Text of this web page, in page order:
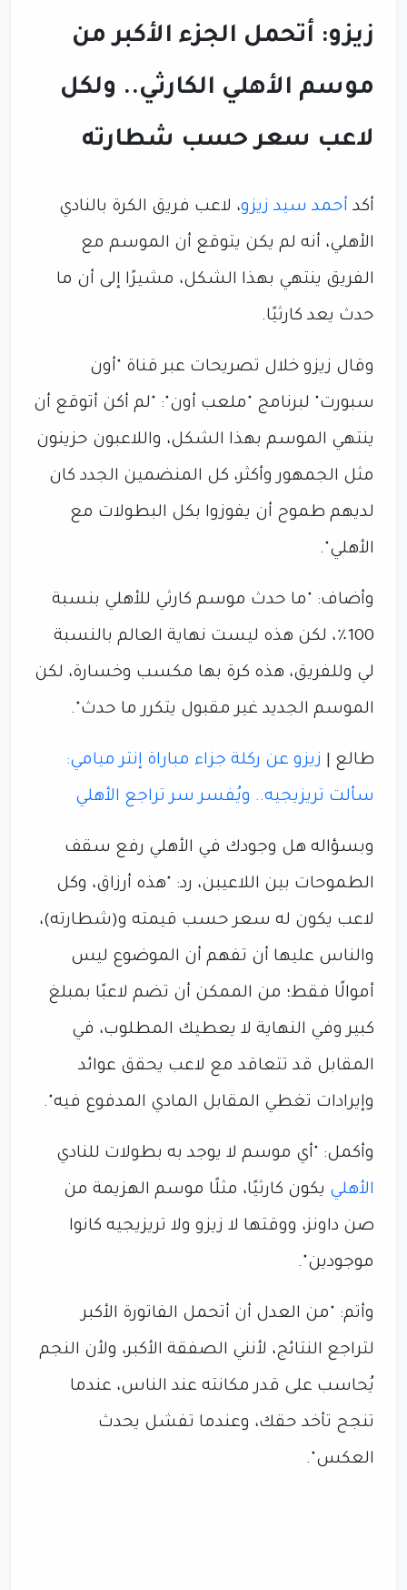
زيزو: أتحمل الجزء الأكبر من
موسم الأهلي الكارثي.. ولكل
لاعب سعر حسب شطارته
أكد أحمد سيد زيزو، لاعب فريق الكرة بالنادي
الأهلي، أنه لم يكن يتوقع أن الموسم مع
الفريق ينتهي بهذا الشكل، مشيرًا إلى أن ما
حدث يعد كارثيًا.
وقال زيزو خلال تصريحات عبر قناة "أون
سبورت" لبرنامج "ملعب أون": "لم أكن أتوقع أن
ينتهي الموسم بهذا الشكل، واللاعبون حزينون
مثل الجمهور وأكثر، كل المنضمين الجدد كان
لديهم طموح أن يفوزوا بكل البطولات مع
الأهلي".
وأضاف: "ما حدث موسم كارثي للأهلي بنسبة
100٪، لكن هذه ليست نهاية العالم بالنسبة
لي وللفريق، هذه كرة بها مكسب وخسارة، لكن
الموسم الجديد غير مقبول يتكرر ما حدث".
طالع | زيزو عن ركلة جزاء مباراة إنتر ميامي:
سألت تريزيجيه.. ويُفسر سر تراجع الأهلي
وبسؤاله هل وجودك في الأهلي رفع سقف
الطموحات بين اللاعيبن، رد: "هذه أرزاق، وكل
لاعب يكون له سعر حسب قيمته و(شطارته)،
والناس عليها أن تفهم أن الموضوع ليس
أموالًا فقط؛ من الممكن أن تضم لاعبًا بمبلغ
كبير وفي النهاية لا يعطيك المطلوب، في
المقابل قد تتعاقد مع لاعب يحقق عوائد
وإيرادات تغطي المقابل المادي المدفوع فيه".
وأكمل: "أي موسم لا يوجد به بطولات للنادي
الأهلي يكون كارثيًا، مثلًا موسم الهزيمة من
صن داونز، ووقتها لا زيزو ولا تريزيجيه كانوا
موجودين".
وأتم: "من العدل أن أتحمل الفاتورة الأكبر
لتراجع النتائج، لأنني الصفقة الأكبر، ولأن النجم
يُحاسب على قدر مكانته عند الناس، عندما
تنجح تأخد حقك، وعندما تفشل يحدث
العكس".